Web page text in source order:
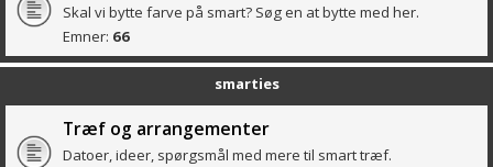
Skal vi bytte farve på smart? Søg en at bytte med her.
Emner: 66
smarties
Træf og arrangementer
Datoer, ideer, spørgsmål med mere til smart træf.